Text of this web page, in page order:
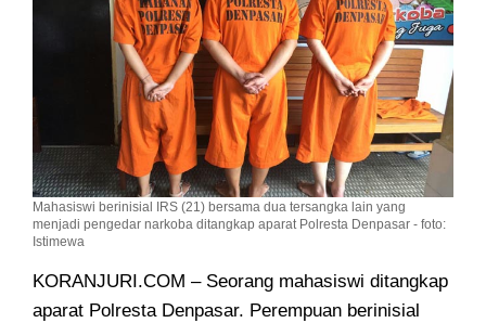
Mahasiswi berinisial IRS (21) bersama dua tersangka lain yang
menjadi pengedar narkoba ditangkap aparat Polresta Denpasar - foto:
Istimewa
KORANJURI.COM – Seorang mahasiswi ditangkap
aparat Polresta Denpasar. Perempuan berinisial